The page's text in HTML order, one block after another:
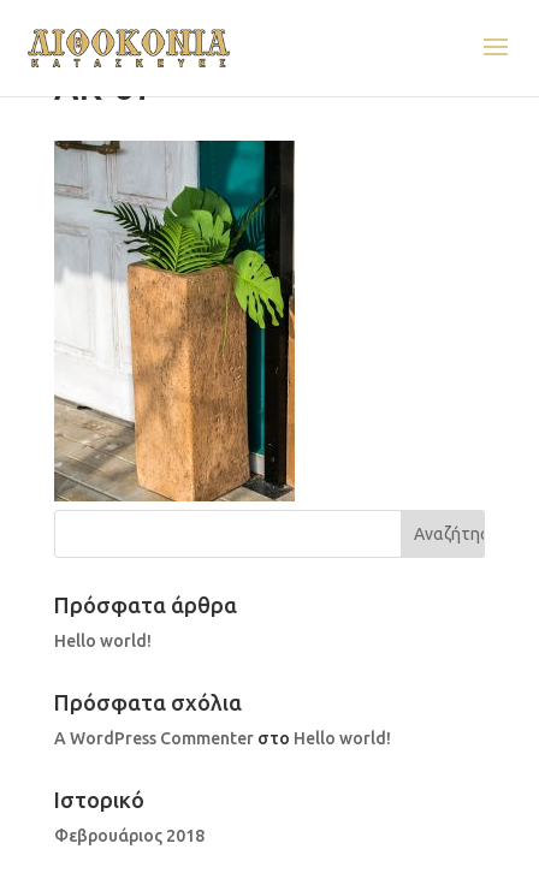
AK-67
Πρόσφατα άρθρα
Hello world!
Πρόσφατα σχόλια
A WordPress Commenterστο Hello world!
Ιστορικό
Φεβρουάριος 2018